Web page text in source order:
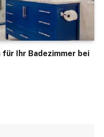
Ihr Badezimmer bei